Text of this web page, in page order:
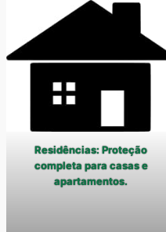
Residências: Proteção
completa para casas e
apartamentos.